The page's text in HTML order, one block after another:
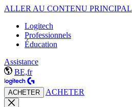
ALLER AU CONTENU PRINCIPAL
Logitech
Professionnels
Éducation
Assistance
BE,fr
ACHETER ACHETER